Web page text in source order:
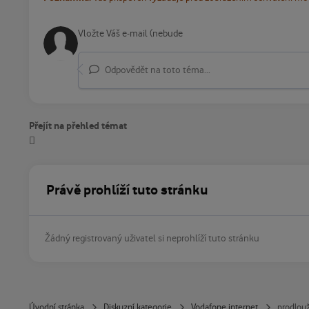
Odpovědět na toto téma...
Přejít na přehled témat
Právě prohlíží tuto stránku
Žádný registrovaný uživatel si neprohlíží tuto stránku